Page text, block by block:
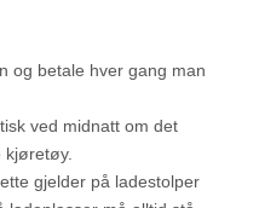
og betale hver gang man
ved midnatt om det
gjelder på ladestolper